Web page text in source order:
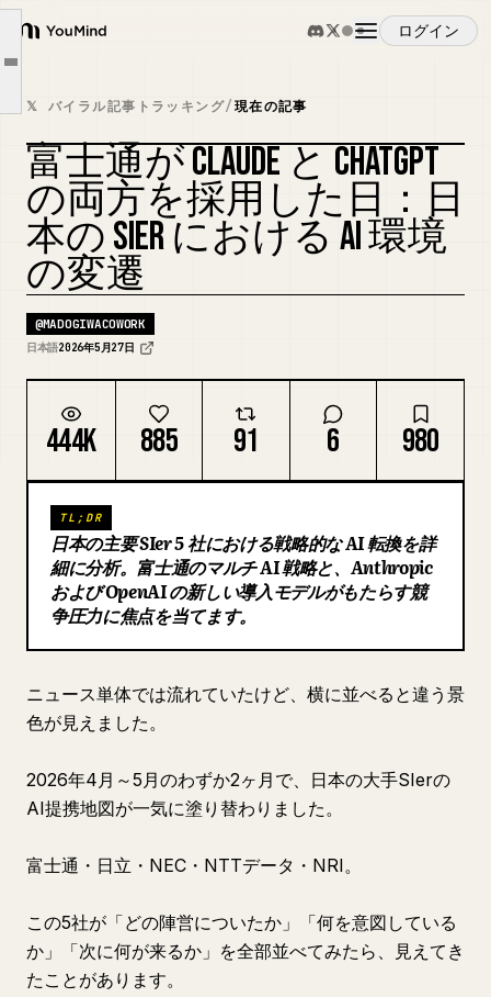
YouMind
ログイン
概要
ユースケース
スキル
プロンプト
料金
ダウンロード
ブログ
更新情報
Article outline
第5章：先手を取ったNECと日立。ただし「シングルAI」という賭け
第6章：本当の競合は、AI企業そのものではなく「AI実装部隊」である
𝕏 バイラル記事トラッキング/現在の記事
カバーをリミックス
富士通が CLAUDE と CHATGPT
の両方を採用した日：日
本の SIER における AI 環境
の変遷
@MADOGIWACOWORK
日本語2026年5月27日
444K 885 91 6 980
TL;DR
日本の主要 SIer 5 社における戦略的な AI 転換を詳
細に分析。富士通のマルチ AI 戦略と、Anthropic
および OpenAI の新しい導入モデルがもたらす競
争圧力に焦点を当てます。
ニュース単体では流れていたけど、横に並べると違う景
色が見えました。
2026年4月～5月のわずか2ヶ月で、日本の大手SIerの
AI提携地図が一気に塗り替わりました。
富士通・日立・NEC・NTTデータ・NRI。
この5社が「どの陣営についたか」「何を意図している
か」「次に何が来るか」を全部並べてみたら、見えてき
たことがあります。